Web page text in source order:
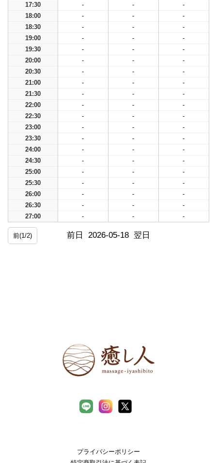
17:30
- -
-
18:00
- -
-
18:30
- -
-
19:00
- -
-
19:30
- -
-
20:00
- -
-
20:30
- -
-
21:00
- -
-
21:30
- -
-
22:00
- -
-
22:30
- -
-
23:00
- -
-
23:30
- -
-
24:00
- -
-
24:30
- -
-
25:00
- -
-
25:30
- -
-
26:00
- -
-
26:30
- -
-
27:00
- - -
前(1/2) 前日 2026-05-18 翌日
プライバシーポリシー